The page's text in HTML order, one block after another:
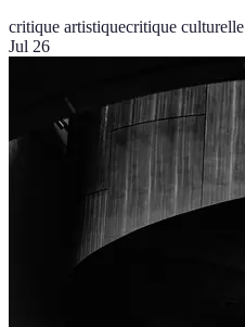
critique artistiquecritique culturelle
Jul 26